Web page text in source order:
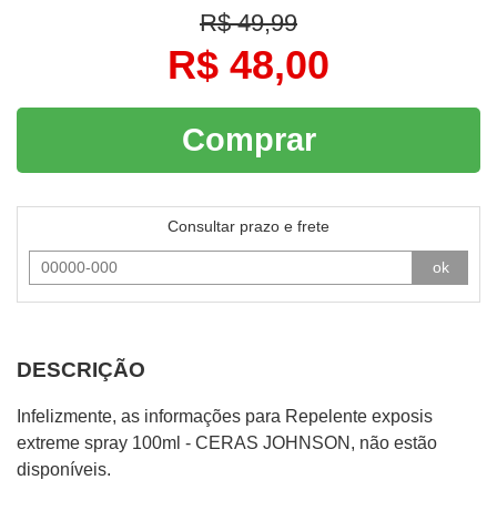
R$ 49,99
R$ 48,00
Comprar
Consultar prazo e frete
ok
DESCRIÇÃO
Infelizmente, as informações para Repelente exposis
extreme spray 100ml - CERAS JOHNSON, não estão
disponíveis.